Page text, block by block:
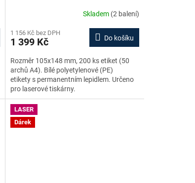
Skladem (2 balení)
1 156 Kč bez DPH
1 399 Kč Do košíku
Rozměr 105x148 mm, 200 ks etiket (50
archů A4). Bílé polyetylenové (PE)
etikety s permanentním lepidlem. Určeno
pro laserové tiskárny.
LASER
Dárek